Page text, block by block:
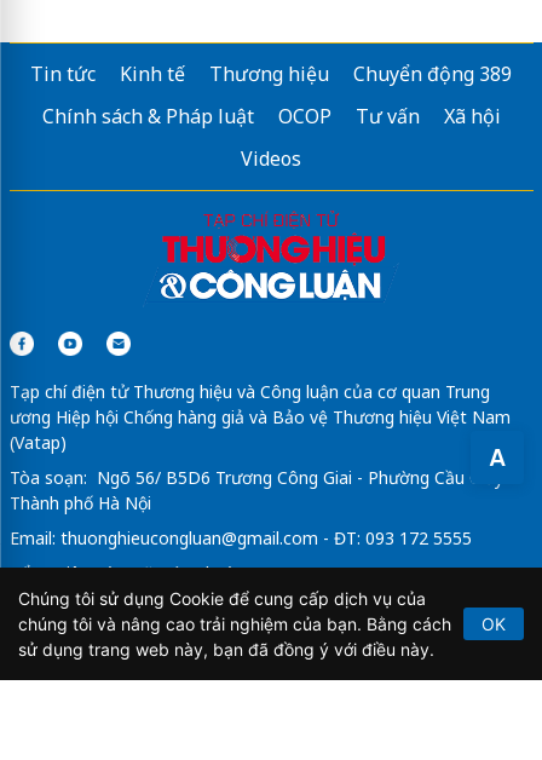
A
Tin tức Kinh tế Thương hiệu
Chuyển động 389
Chính sách & Pháp luật
OCOP Tư vấn
Xã hội
Videos
Tạp chí điện tử Thương hiệu và Công luận của cơ quan Trung
ương Hiệp hội Chống hàng giả và Bảo vệ Thương hiệu Việt Nam
(Vatap)
Tòa soạn: Ngõ 56/ B5D6 Trương Công Giai - Phường Cầu Giấy -
Thành phố Hà Nội
Email: thuonghieucongluan@gmail.com - ĐT: 093 172 5555
Tổng Biên Tập: Vũ Đức Thuận
Giấy phép hoạt động báo chí điện tử số 64/GP-BTTTT do Bộ
Thông tin và Truyền thông cấp ngày 21/2/2020.
Chúng tôi sử dụng Cookie để cung cấp dịch vụ của
chúng tôi và nâng cao trải nghiệm của bạn. Bằng cách
sử dụng trang web này, bạn đã đồng ý với điều này.
OK